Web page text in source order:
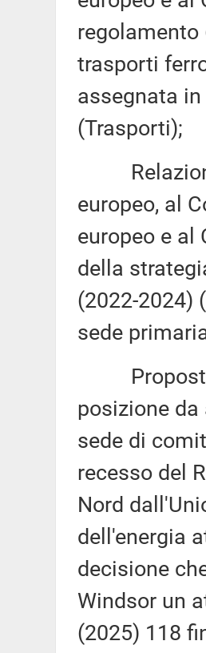
trasporti
assegnata
(Trasporti);
Relazione
europeo, al
europeo e al
della
(2022-2024)
sede
Proposta
posizione
sede di
recesso del
Nord
dell'energia
decisione
Windsor un
(2025) 118